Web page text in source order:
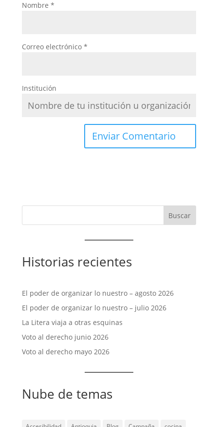
Nombre *
Correo electrónico *
Institución
Historias recientes
El poder de organizar lo nuestro – agosto 2026
El poder de organizar lo nuestro – julio 2026
La Litera viaja a otras esquinas
Voto al derecho junio 2026
Voto al derecho mayo 2026
Nube de temas